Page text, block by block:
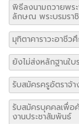
พิธีลงนามถวายพร
ลักษณ พระบรมรา
มุทิตาคาราวะอาชี
ยังไม่ส่งหลักฐานใบ
รับสมัครครูอัตราจ้
รับสมัครบุคคลเพื่อ
งานประชาสัมพันธ์